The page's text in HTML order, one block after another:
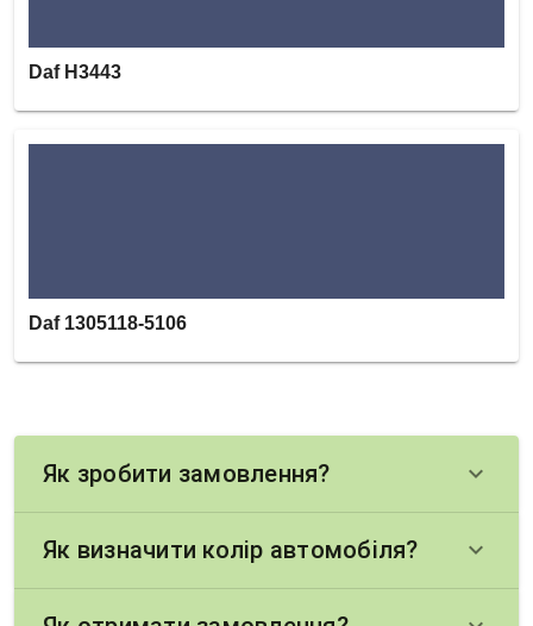
Daf H3443
Daf 1305118-5106
Як зробити замовлення? keyboard_arrow_down
Як визначити колір автомобіля? keyboard_arrow_down